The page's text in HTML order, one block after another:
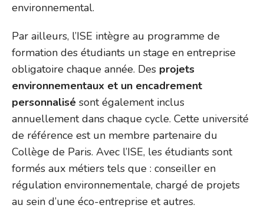
environnemental.
Par ailleurs, l’ISE intègre au programme de
formation des étudiants un stage en entreprise
obligatoire chaque année. Des projets
environnementaux et un encadrement
personnalisé sont également inclus
annuellement dans chaque cycle. Cette université
de référence est un membre partenaire du
Collège de Paris. Avec l’ISE, les étudiants sont
formés aux métiers tels que : conseiller en
régulation environnementale, chargé de projets
au sein d’une éco-entreprise et autres.